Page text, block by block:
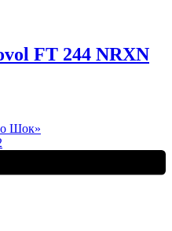
FT 244 NRXN